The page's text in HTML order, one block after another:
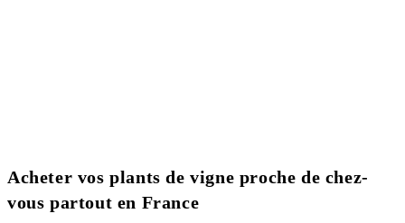
Acheter vos plants de vigne proche de chez-
vous partout en France